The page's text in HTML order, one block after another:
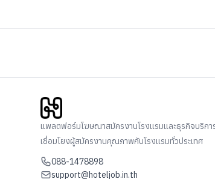
แพลตฟอร์มโฆษณาสมัครงานโรงแรมและธุรกิจบริกา
เชื่อมโยงผู้สมัครงานคุณภาพกับโรงแรมทั่วประเทศ
088-1478898
support@hoteljob.in.th